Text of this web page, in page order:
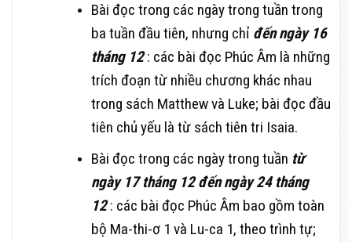
Bài đọc trong các ngày trong tuần trong
ba tuần đầu tiên, nhưng chỉ đến ngày 16
tháng 12: các bài đọc Phúc Âm là những
trích đoạn từ nhiều chương khác nhau
trong sách Matthew và Luke; bài đọc đầu
tiên chủ yếu là từ sách tiên tri Isaia.
Bài đọc trong các ngày trong tuần từ
ngày 17 tháng 12 đến ngày 24 tháng
12: các bài đọc Phúc Âm bao gồm toàn
bộ Ma-thi-ơ 1 và Lu-ca 1, theo trình tự;